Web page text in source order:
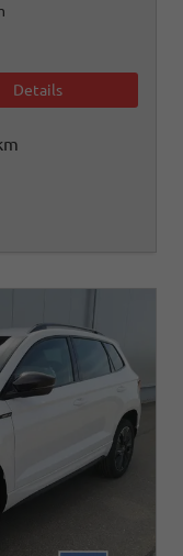
Details